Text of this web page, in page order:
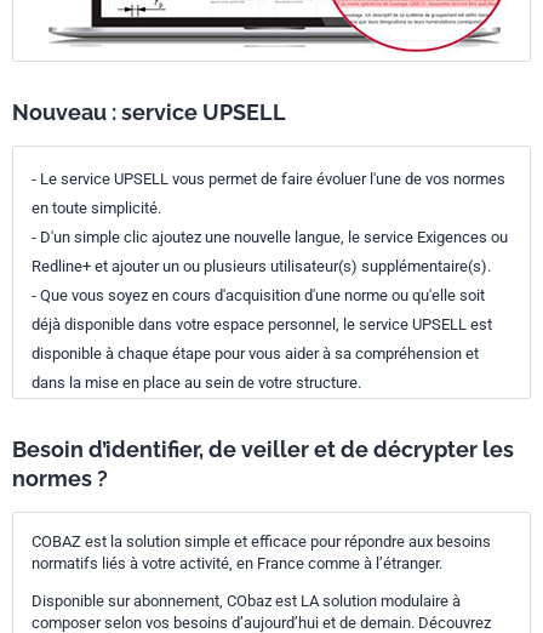
Nouveau : service UPSELL
- Le service UPSELL vous permet de faire évoluer l'une de vos normes
en toute simplicité.
- D'un simple clic ajoutez une nouvelle langue, le service Exigences ou
Redline+ et ajouter un ou plusieurs utilisateur(s) supplémentaire(s).
- Que vous soyez en cours d'acquisition d'une norme ou qu'elle soit
déjà disponible dans votre espace personnel, le service UPSELL est
disponible à chaque étape pour vous aider à sa compréhension et
dans la mise en place au sein de votre structure.
Besoin d’identifier, de veiller et de décrypter les
normes ?
COBAZ est la solution simple et efficace pour répondre aux besoins
normatifs liés à votre activité, en France comme à l’étranger.
Disponible sur abonnement, CObaz est LA solution modulaire à
composer selon vos besoins d’aujourd’hui et de demain. Découvrez